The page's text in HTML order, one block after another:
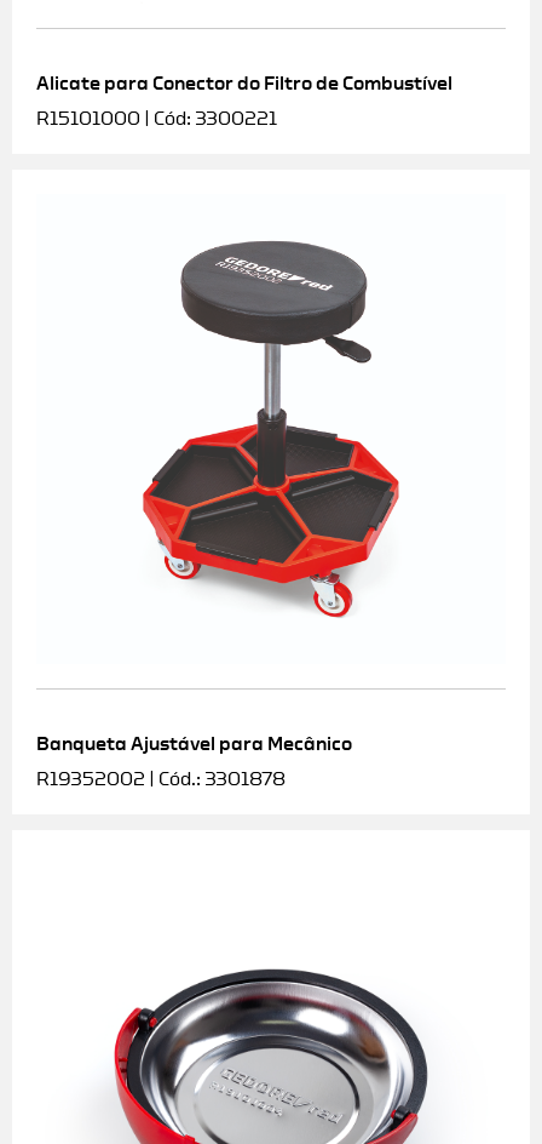
Alicate para Conector do Filtro de Combustível
R15101000 | Cód: 3300221
Banqueta Ajustável para Mecânico
R19352002 | Cód.: 3301878